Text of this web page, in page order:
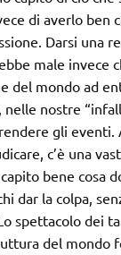
di averlo ben
Darsi una
male invece
del mondo ad
nostre
gli eventi.
c’è una
bene cosa
dar la colpa,
spettacolo dei
del mondo